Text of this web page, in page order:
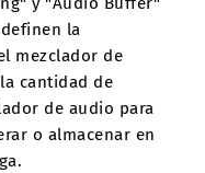
la
mezclador de
cantidad de
de audio para
o almacenar en